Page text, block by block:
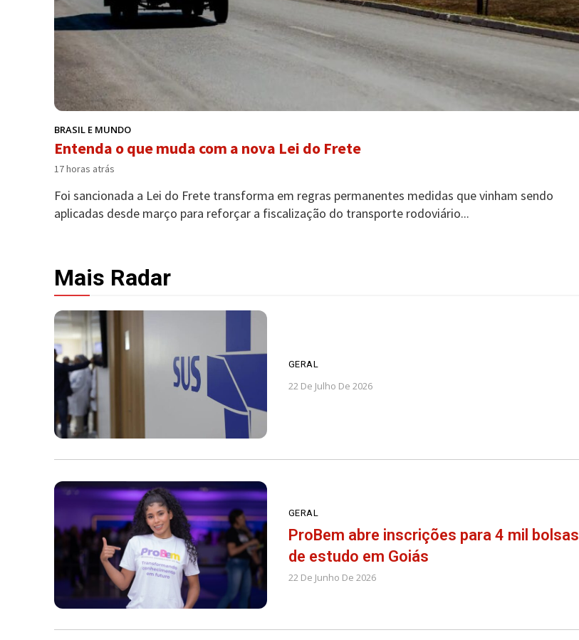
BRASIL E MUNDO
Entenda o que muda com a nova Lei do Frete
17 horas atrás
Foi sancionada a Lei do Frete transforma em regras permanentes medidas que vinham sendo
aplicadas desde março para reforçar a fiscalização do transporte rodoviário...
Mais Radar
GERAL
22 De Julho De 2026
GERAL
ProBem abre inscrições para 4 mil bolsas
de estudo em Goiás
22 De Junho De 2026